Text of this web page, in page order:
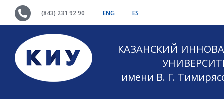
(843) 231 92 90 ENG ES
КАЗАНСКИЙ
имени В. Г.